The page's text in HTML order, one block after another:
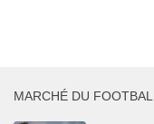
MARCHÉ DU